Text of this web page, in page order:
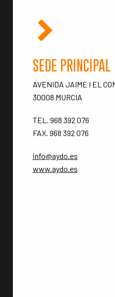
SEDE PRINCIPAL
AVENIDA JAIME I EL
30008 MURCIA
TEL. 968 392 076
FAX. 968 392 076
info@aydo.es
www.aydo.es